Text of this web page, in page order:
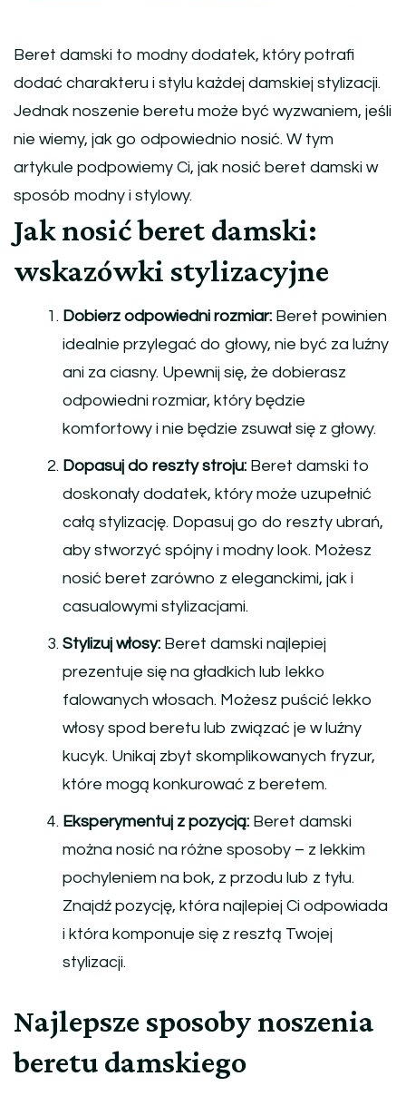
Beret damski to modny dodatek, który potrafi
dodać charakteru i stylu każdej damskiej stylizacji.
Jednak noszenie beretu może być wyzwaniem, jeśli
nie wiemy, jak go odpowiednio nosić. W tym
artykule podpowiemy Ci, jak nosić beret damski w
sposób modny i stylowy.
Jak nosić beret damski:
wskazówki stylizacyjne
Dobierz odpowiedni rozmiar: Beret powinien
idealnie przylegać do głowy, nie być za luźny
ani za ciasny. Upewnij się, że dobierasz
odpowiedni rozmiar, który będzie
komfortowy i nie będzie zsuwał się z głowy.
Dopasuj do reszty stroju: Beret damski to
doskonały dodatek, który może uzupełnić
całą stylizację. Dopasuj go do reszty ubrań,
aby stworzyć spójny i modny look. Możesz
nosić beret zarówno z eleganckimi, jak i
casualowymi stylizacjami.
Stylizuj włosy: Beret damski najlepiej
prezentuje się na gładkich lub lekko
falowanych włosach. Możesz puścić lekko
włosy spod beretu lub związać je w luźny
kucyk. Unikaj zbyt skomplikowanych fryzur,
które mogą konkurować z beretem.
Eksperymentuj z pozycją: Beret damski
można nosić na różne sposoby – z lekkim
pochyleniem na bok, z przodu lub z tyłu.
Znajdź pozycję, która najlepiej Ci odpowiada
i która komponuje się z resztą Twojej
stylizacji.
Najlepsze sposoby noszenia
beretu damskiego